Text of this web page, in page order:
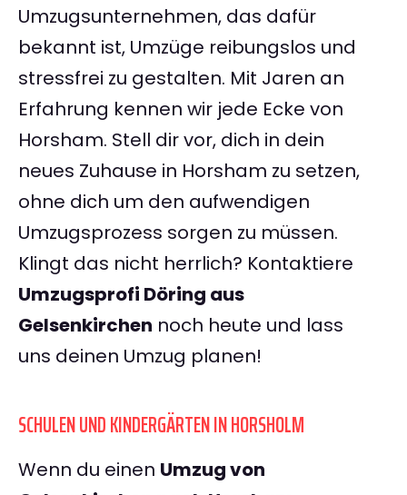
Umzugsunternehmen, das dafür
bekannt ist, Umzüge reibungslos und
stressfrei zu gestalten. Mit Jaren an
Erfahrung kennen wir jede Ecke von
Horsham. Stell dir vor, dich in dein
neues Zuhause in Horsham zu setzen,
ohne dich um den aufwendigen
Umzugsprozess sorgen zu müssen.
Klingt das nicht herrlich? Kontaktiere
Umzugsprofi Döring aus
Gelsenkirchen noch heute und lass
uns deinen Umzug planen!
SCHULEN UND KINDERGÄRTEN IN HORSHOLM
Wenn du einen Umzug von